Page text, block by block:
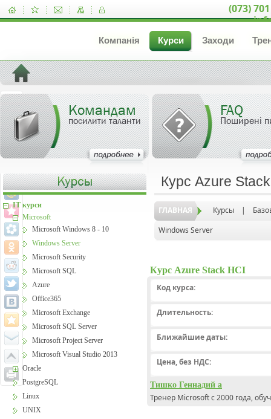
(073)
Компанія Курси Заходи
Командам
посилити таланти
FAQ
Поширені
Курс Azure
ГЛАВНАЯ Курсы |
Windows Server
Курс Azure Stack HCI
Код курса:
Длительность:
Ближайшие даты:
Цена, без НДС:
Тишко Геннадий а
Тренер Microsoft с 2000 года,
IT курси
Microsoft
Microsoft Windows 8 - 10
Windows Server
Microsoft Security
Microsoft SQL
Azure
Office365
Microsoft Exchange
Microsoft SQL Server
Microsoft Project Server
Microsoft Visual Studio 2013
Oracle
PostgreSQL
Linux
UNIX